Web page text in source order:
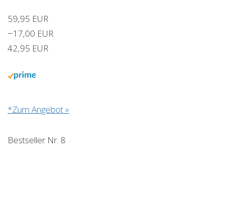
59,95 EUR
−17,00 EUR
42,95 EUR
*Zum Angebot »
Bestseller Nr. 8